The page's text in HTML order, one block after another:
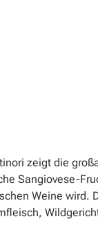
zeigt die
Sangiovese-
Weine wird.